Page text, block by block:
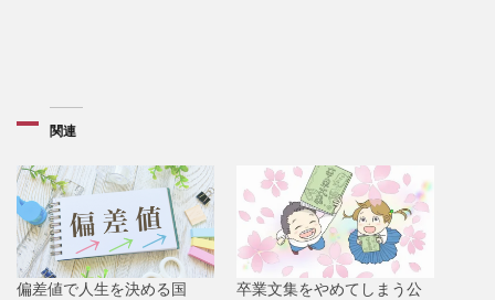
関連
偏差値で人生を決める国
卒業文集をやめてしまう公